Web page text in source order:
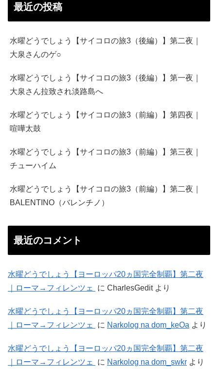
最近の投稿
水曜どうでしょう【サイコロの旅3（後編）】第二夜｜
大泉さんのゲ○
水曜どうでしょう【サイコロの旅3（後編）】第一夜｜
大泉さん拉致され淡路島へ
水曜どうでしょう【サイコロの旅3（前編）】第四夜｜
喧嘩太鼓
水曜どうでしょう【サイコロの旅3（前編）】第三夜｜
チューハイム
水曜どうでしょう【サイコロの旅3（前編）】第二夜｜
BALENTINO（バレンチノ）
最近のコメント
水曜どうでしょう【ヨーロッパ20ヵ国完全制覇】第二夜
｜ローマ→フィレンツェ
に CharlesGeditより
水曜どうでしょう【ヨーロッパ20ヵ国完全制覇】第二夜
｜ローマ→フィレンツェ
に Narkolog na dom_keOa より
水曜どうでしょう【ヨーロッパ20ヵ国完全制覇】第二夜
｜ローマ→フィレンツェ
に Narkolog na dom_swkr より